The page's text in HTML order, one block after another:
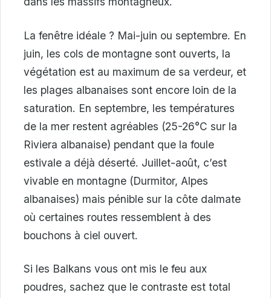
La fenêtre idéale ? Mai-juin ou septembre. En
juin, les cols de montagne sont ouverts, la
végétation est au maximum de sa verdeur, et
les plages albanaises sont encore loin de la
saturation. En septembre, les températures
de la mer restent agréables (25-26°C sur la
Riviera albanaise) pendant que la foule
estivale a déjà déserté. Juillet-août, c’est
vivable en montagne (Durmitor, Alpes
albanaises) mais pénible sur la côte dalmate
où certaines routes ressemblent à des
bouchons à ciel ouvert.
Si les Balkans vous ont mis le feu aux
poudres, sachez que le contraste est total